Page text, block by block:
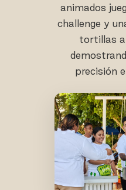
animados
challenge y
tortillas
precisión